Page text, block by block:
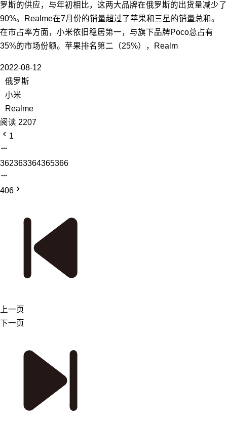
罗斯的供应，与年初相比，这两大品牌在俄罗斯的出货量减少了
90%。Realme在7月份的销量超过了苹果和三星的销量总和。
在市占率方面，小米依旧稳居第一，与旗下品牌Poco总占有
35%的市场份额。苹果排名第二（25%），Realm
2022-08-12
俄罗斯
小米
Realme
阅读 2207
1
362363364365366
406
上一页
下一页